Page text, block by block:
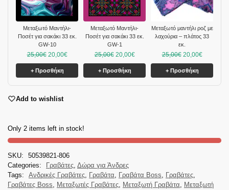
Μεταξωτό Μαντήλι-
Ποσέτ για σακάκι 33 εκ.
GW-10
25,00€ 20,00€
+ Προσθήκη
Μεταξωτό Μαντήλι-
Ποσέτ για σακάκι 33 εκ.
GW-1
25,00€ 20,00€
+ Προσθήκη
Μεταξωτό μαντήλι ροζ με
λαχούρια – πλάτος 33
εκ.
25,00€ 20,00€
+ Προσθήκη
Add to wishlist
Only 2 items left in stock!
SKU:
50539821-806
Categories:
Γραβάτες, Δώρα για Άνδρες
Tags:
Ανδρικές Γραβάτες, Γραβάτα, Γραβάτα Boss, Γραβάτες,
Γραβάτες Boss, Μεταξωτές Γραβάτες, Μεταξωτή Γραβάτα, Μεταξωτή